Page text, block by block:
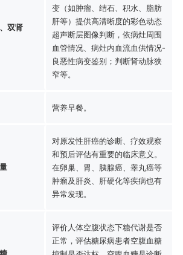
双肾
变（如肿瘤、结石、积水、脂肪
肝等）提供高清晰度的彩色动态
超声断层图像判断，依病灶周围
血管情况、病灶内血流血供情况-
良恶性病变鉴别；判断肾动脉狭
窄等。
营养早餐。
对原发性肝癌的诊断、疗效观察
和预后评估有重要的临床意义。
在卵巢、胃、胰腺癌、睾丸癌等
肿瘤及肝炎、肝硬化等疾病也有
异常发现。
评价人体空腹状态下糖代谢是否
正常，评估糖尿病患者空腹血糖